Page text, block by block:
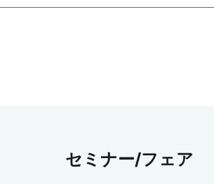
セミナー/フェア